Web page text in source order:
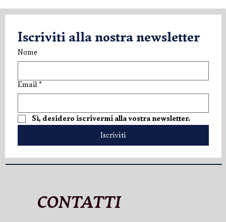
V.LO Superior: una nuova espressione di
eleganza
Iscriviti alla nostra newsletter
Nome
Email *
Sì, desidero iscrivermi alla vostra newsletter.
Iscriviti
CONTATTI